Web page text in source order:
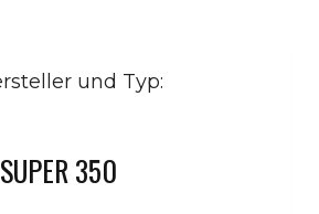
und Typ:
350